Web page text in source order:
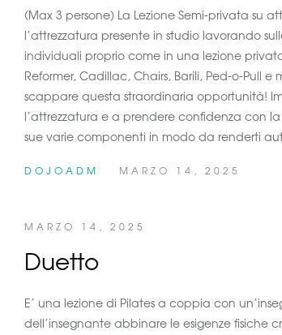
(Max 3 persone) La Lezione Semi-privata su
l’attrezzatura presente in studio lavorando
individuali proprio come in una lezione
Reformer, Cadillac, Chairs, Barili, Ped-o-Pull
scappare questa straordinaria opportunità!
l’attrezzatura e a prendere confidenza con
sue varie componenti in modo da renderti
DOJOADM MARZO 14, 2025
MARZO 14, 2025
Duetto
E’ una lezione di Pilates a coppia con
dell’insegnante abbinare le esigenze fisiche